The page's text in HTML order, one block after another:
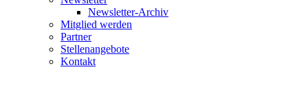
Newsletter-Archiv
Mitglied werden
Partner
Stellenangebote
Kontakt